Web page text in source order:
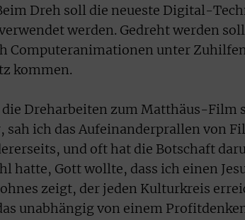
Dreh soll die neueste Digital-
werden. Gedreht werden
Computeranimationen unter
kommen.
Dreharbeiten zum Matthäus-Film
sah ich das Aufeinanderprallen von
und oft hat die Botschaft
hatte, Gott wollte, dass ich einen
zeigt, der jeden Kulturkreis
unabhängig von einem